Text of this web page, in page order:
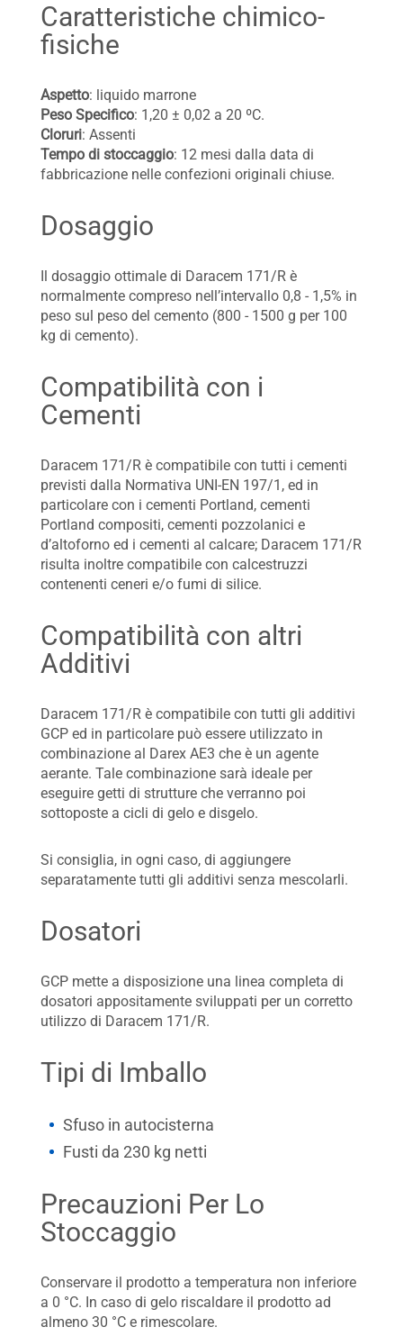
Caratteristiche chimico-
fisiche
Aspetto: liquido marrone
Peso Specifico: 1,20 ± 0,02 a 20 ºC.
Cloruri: Assenti
Tempo di stoccaggio: 12 mesi dalla data di
fabbricazione nelle confezioni originali chiuse.
Dosaggio
Il dosaggio ottimale di Daracem 171/R è
normalmente compreso nell’intervallo 0,8 - 1,5% in
peso sul peso del cemento (800 - 1500 g per 100
kg di cemento).
Compatibilità con i
Cementi
Daracem 171/R è compatibile con tutti i cementi
previsti dalla Normativa UNI-EN 197/1, ed in
particolare con i cementi Portland, cementi
Portland compositi, cementi pozzolanici e
d’altoforno ed i cementi al calcare; Daracem 171/R
risulta inoltre compatibile con calcestruzzi
contenenti ceneri e/o fumi di silice.
Compatibilità con altri
Additivi
Daracem 171/R è compatibile con tutti gli additivi
GCP ed in particolare può essere utilizzato in
combinazione al Darex AE3 che è un agente
aerante. Tale combinazione sarà ideale per
eseguire getti di strutture che verranno poi
sottoposte a cicli di gelo e disgelo.
Si consiglia, in ogni caso, di aggiungere
separatamente tutti gli additivi senza mescolarli.
Dosatori
GCP mette a disposizione una linea completa di
dosatori appositamente sviluppati per un corretto
utilizzo di Daracem 171/R.
Tipi di Imballo
Sfuso in autocisterna
Fusti da 230 kg netti
Precauzioni Per Lo
Stoccaggio
Conservare il prodotto a temperatura non inferiore
a 0 °C. In caso di gelo riscaldare il prodotto ad
almeno 30 °C e rimescolare.